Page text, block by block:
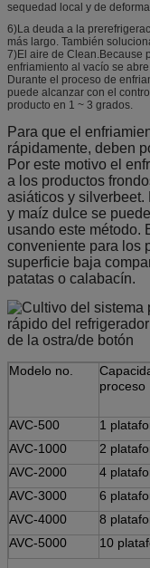
sequedad local y de
6)La deuda a la
más largo. También
7)El aire de Clean.Because
enfriamiento al vacío se
Durante el proceso de
puede alcanzar con el
producto en 1 ~ 3 grados.
Para que el
rápidamente, deben
Por este motivo el
a los productos
asiáticos y silverbeet.
y maíz dulce se
usando este método.
conveniente para los
superficie baja
patatas o calabacín.
Modelo no.
proceso
AVC-500 1
AVC-1000
2
AVC-2000
4
AVC-3000
6
AVC-4000
8
AVC-5000
10